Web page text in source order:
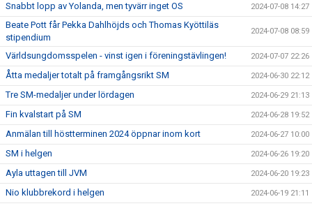
Snabbt lopp av Yolanda, men tyvärr inget OS 2024-07-08 14:27
Beate Pott får Pekka Dahlhöjds och Thomas Kyöttiläs
stipendium
2024-07-08 08:59
Världsungdomsspelen - vinst igen i föreningstävlingen! 2024-07-07 22:26
Åtta medaljer totalt på framgångsrikt SM 2024-06-30 22:12
Tre SM-medaljer under lördagen 2024-06-29 21:13
Fin kvalstart på SM 2024-06-28 19:52
Anmälan till höstterminen 2024 öppnar inom kort 2024-06-27 10:00
SM i helgen 2024-06-26 19:20
Ayla uttagen till JVM 2024-06-20 19:23
Nio klubbrekord i helgen 2024-06-19 21:11